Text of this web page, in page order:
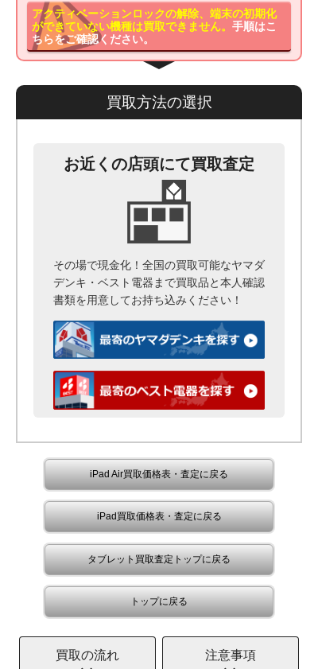
アクティベーションロックの解除、端末の初期化
ができていない機種は買取できません。手順はこ
ちらをご確認ください。
買取方法の選択
お近くの店頭にて買取査定
その場で現金化！全国の買取可能なヤマダ
デンキ・ベスト電器まで買取品と本人確認
書類を用意してお持ち込みください！
iPad Air買取価格表・査定に戻る
iPad買取価格表・査定に戻る
タブレット買取査定トップに戻る
トップに戻る
買取の流れ 注意事項